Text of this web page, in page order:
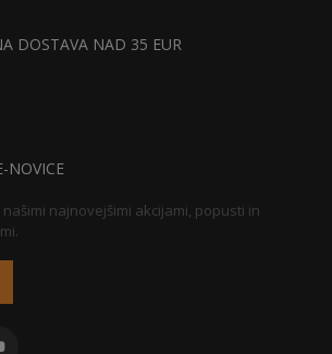
DOSTAVA NAD 35 EUR
NOVICE
najnovejšimi akcijami, popusti in